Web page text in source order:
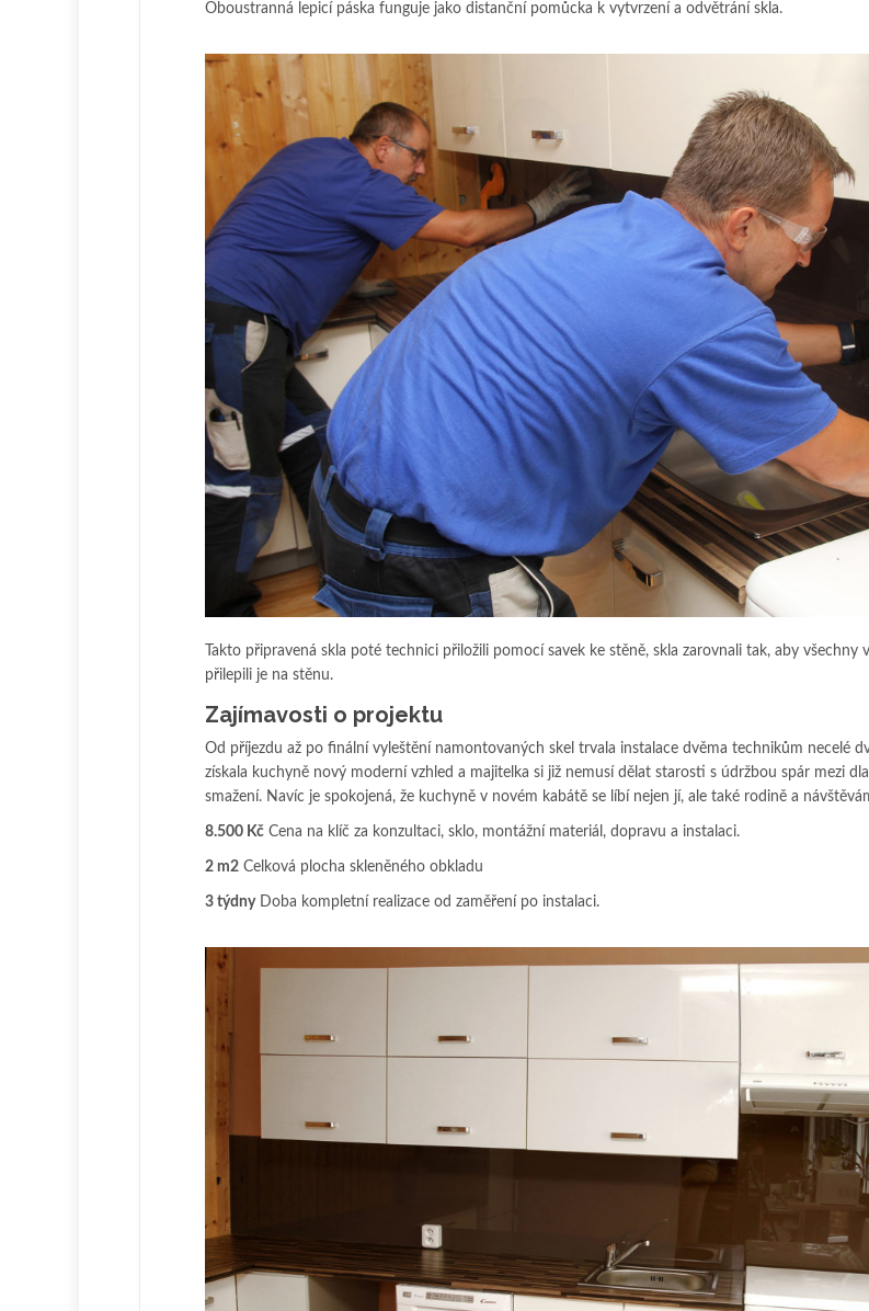
Oboustranná lepicí páska funguje jako distanční pomůcka k vytvrzení a odvětrání skla.
Takto připravená skla poté technici přiložili pomocí savek ke stěně, skla zarovnali tak, aby všechny
přilepili je na stěnu.
Zajímavosti o projektu
Od příjezdu až po finální vyleštění namontovaných skel trvala instalace dvěma technikům necelé
získala kuchyně nový moderní vzhled a majitelka si již nemusí dělat starosti s údržbou spár mezi
smažení. Navíc je spokojená, že kuchyně v novém kabátě se líbí nejen jí, ale také rodině a
8.500 Kč Cena na klíč za konzultaci, sklo, montážní materiál, dopravu a instalaci.
2 m2 Celková plocha skleněného obkladu
3 týdnyDoba kompletní realizace od zaměření po instalaci.